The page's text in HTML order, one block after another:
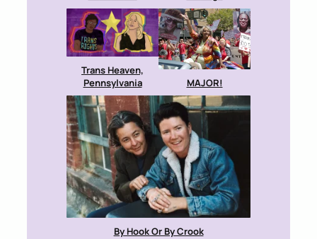
Trans Heaven,
Pennsylvania
MAJOR!
By Hook Or By Crook